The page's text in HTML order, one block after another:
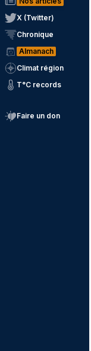
X (Twitter)
Chronique
Almanach
Climat région
T°C records
Faire un don